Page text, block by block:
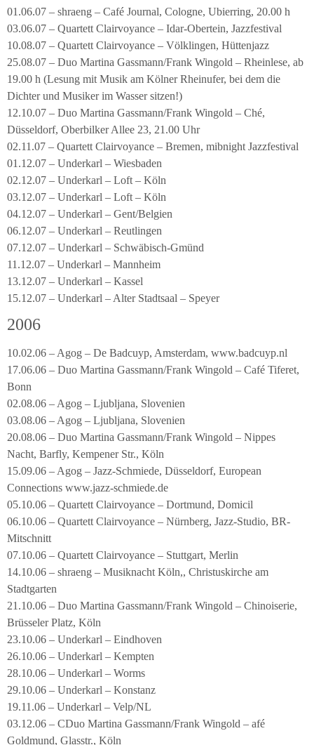
01.06.07 – shraeng – Café Journal, Cologne, Ubierring, 20.00 h
03.06.07 – Quartett Clairvoyance – Idar-Obertein, Jazzfestival
10.08.07 – Quartett Clairvoyance – Völklingen, Hüttenjazz
25.08.07 – Duo Martina Gassmann/Frank Wingold – Rheinlese, ab
19.00 h (Lesung mit Musik am Kölner Rheinufer, bei dem die
Dichter und Musiker im Wasser sitzen!)
12.10.07 – Duo Martina Gassmann/Frank Wingold – Ché,
Düsseldorf, Oberbilker Allee 23, 21.00 Uhr
02.11.07 – Quartett Clairvoyance – Bremen, mibnight Jazzfestival
01.12.07 – Underkarl – Wiesbaden
02.12.07 – Underkarl – Loft – Köln
03.12.07 – Underkarl – Loft – Köln
04.12.07 – Underkarl – Gent/Belgien
06.12.07 – Underkarl – Reutlingen
07.12.07 – Underkarl – Schwäbisch-Gmünd
11.12.07 – Underkarl – Mannheim
13.12.07 – Underkarl – Kassel
15.12.07 – Underkarl – Alter Stadtsaal – Speyer
2006
10.02.06 – Agog – De Badcuyp, Amsterdam, www.badcuyp.nl
17.06.06 – Duo Martina Gassmann/Frank Wingold – Café Tiferet,
Bonn
02.08.06 – Agog – Ljubljana, Slovenien
03.08.06 – Agog – Ljubljana, Slovenien
20.08.06 – Duo Martina Gassmann/Frank Wingold – Nippes
Nacht, Barfly, Kempener Str., Köln
15.09.06 – Agog – Jazz-Schmiede, Düsseldorf, European
Connections www.jazz-schmiede.de
05.10.06 – Quartett Clairvoyance – Dortmund, Domicil
06.10.06 – Quartett Clairvoyance – Nürnberg, Jazz-Studio, BR-
Mitschnitt
07.10.06 – Quartett Clairvoyance – Stuttgart, Merlin
14.10.06 – shraeng – Musiknacht Köln,, Christuskirche am
Stadtgarten
21.10.06 – Duo Martina Gassmann/Frank Wingold – Chinoiserie,
Brüsseler Platz, Köln
23.10.06 – Underkarl – Eindhoven
26.10.06 – Underkarl – Kempten
28.10.06 – Underkarl – Worms
29.10.06 – Underkarl – Konstanz
19.11.06 – Underkarl – Velp/NL
03.12.06 – CDuo Martina Gassmann/Frank Wingold – afé
Goldmund, Glasstr., Köln